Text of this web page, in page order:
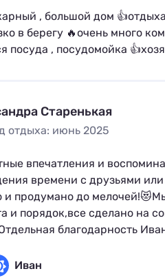
, большой дом
в берегу 🔥очень много
посуда , посудомойка
Старенькая
отдыха: июнь 2025
впечатления и
времени с друзьями
и продумано до
и порядок,все сделано на
благодарность
Иван